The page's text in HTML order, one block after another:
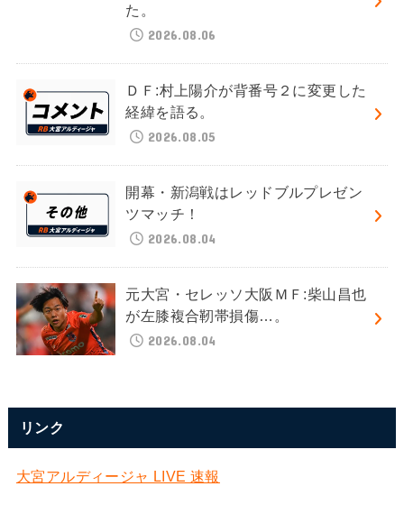
た。
2026.08.06
ＤＦ:村上陽介が背番号２に変更した
経緯を語る。
2026.08.05
開幕・新潟戦はレッドブルプレゼン
ツマッチ！
2026.08.04
元大宮・セレッソ大阪ＭＦ:柴山昌也
が左膝複合靭帯損傷…。
2026.08.04
リンク
大宮アルディージャ LIVE 速報